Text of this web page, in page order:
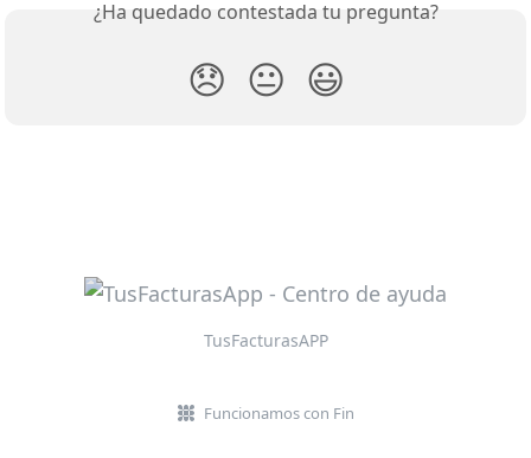
¿Ha quedado contestada tu pregunta?
😞 😐 😃
TusFacturasAPP
Funcionamos con Fin